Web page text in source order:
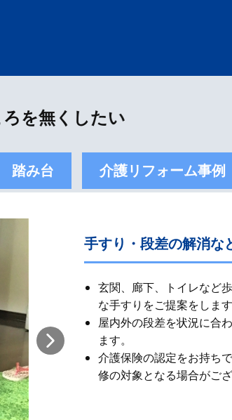
を無くしたい
踏み台 介護リフォーム事例
手すり・段差の解消な
玄関、廊下、トイレなど
な手すりをご提案をしま
屋内外の段差を状況に合
ます。
介護保険の認定をお持ち
修の対象となる場合がご